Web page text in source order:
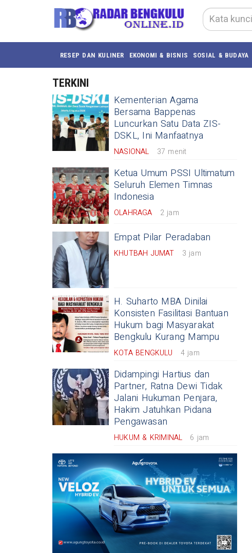
RESEP DAN KULINER EKONOMI & BISNIS SOSIAL & BUDAYA
TERKINI
Kementerian Agama
Bersama Bappenas
Luncurkan Satu Data ZIS-
DSKL, Ini Manfaatnya
NASIONAL 37 menit
Ketua Umum PSSI Ultimatum
Seluruh Elemen Timnas
Indonesia
OLAHRAGA 2 jam
Empat Pilar Peradaban
KHUTBAH JUMAT 3 jam
H. Suharto MBA Dinilai
Konsisten Fasilitasi Bantuan
Hukum bagi Masyarakat
Bengkulu Kurang Mampu
KOTA BENGKULU 4 jam
Didampingi Hartius dan
Partner, Ratna Dewi Tidak
Jalani Hukuman Penjara,
Hakim Jatuhkan Pidana
Pengawasan
HUKUM & KRIMINAL 6 jam